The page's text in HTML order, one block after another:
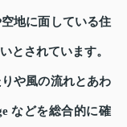
地に面している住
とされています。
や風の流れとあわ
などを総合的に確